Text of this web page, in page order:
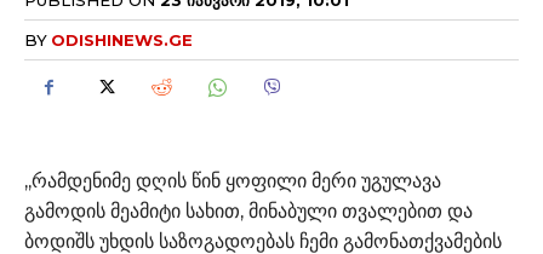
BY ODISHINEWS.GE
,,რამდენიმე დღის წინ ყოფილი მერი უგულავა
გამოდის მეამიტი სახით, მინაბული თვალებით და
ბოდიშს უხდის საზოგადოებას ჩემი გამონათქვამების